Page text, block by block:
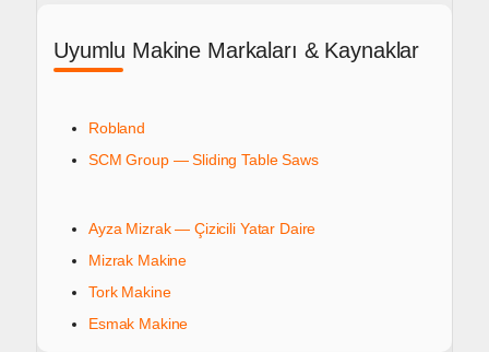
Uyumlu Makine Markaları & Kaynaklar
Robland
SCM Group — Sliding Table Saws
Ayza Mizrak — Çizicili Yatar Daire
Mizrak Makine
Tork Makine
Esmak Makine